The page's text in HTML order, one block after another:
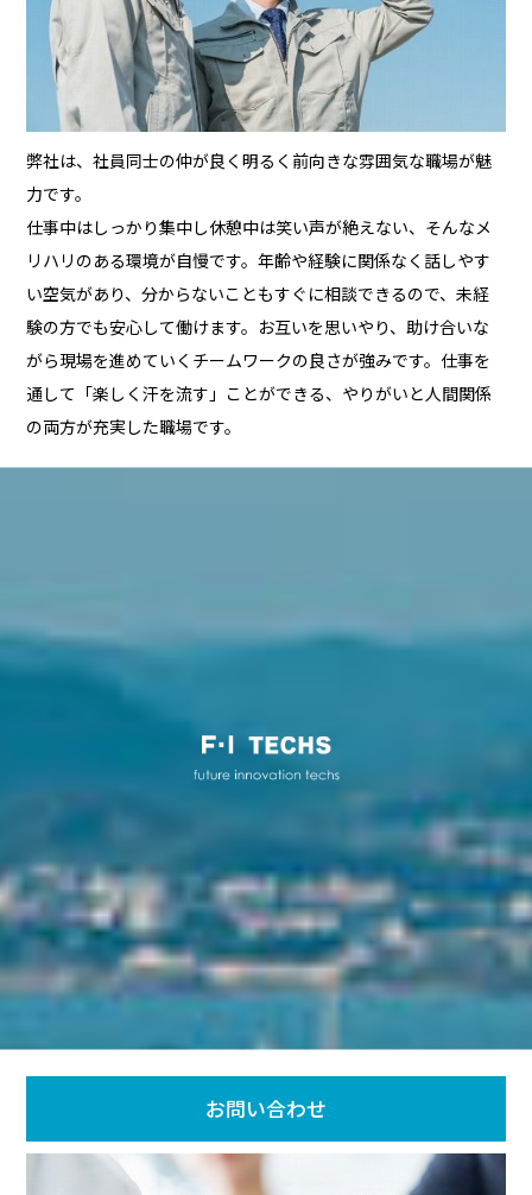
弊社は、社員同士の仲が良く明るく前向きな雰囲気な職場が魅
力です。
仕事中はしっかり集中し休憩中は笑い声が絶えない、そんなメ
リハリのある環境が自慢です。年齢や経験に関係なく話しやす
い空気があり、分からないこともすぐに相談できるので、未経
験の方でも安心して働けます。お互いを思いやり、助け合いな
がら現場を進めていくチームワークの良さが強みです。仕事を
通して「楽しく汗を流す」ことができる、やりがいと人間関係
の両方が充実した職場です。
お問い合わせ